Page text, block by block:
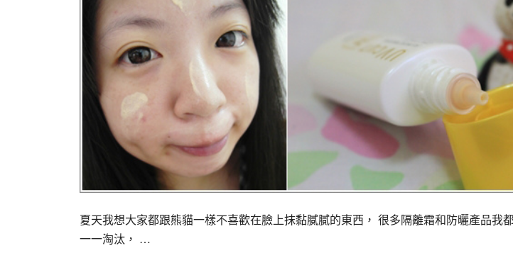
夏天我想大家都跟熊貓一樣不喜歡在臉上抹黏膩膩的東西， 很多隔離霜和防曬產品我
一一淘汰， …